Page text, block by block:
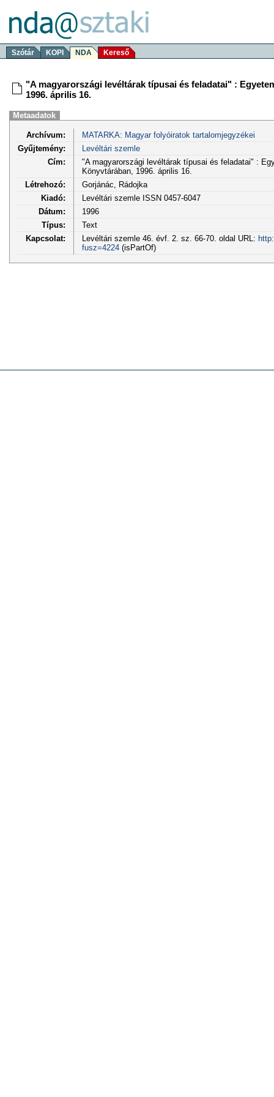
Szótár KOPI NDA Kereső
"A magyarországi levéltárak típusai és feladatai" :
1996. április 16.
Metaadatok
Archívum:
MATARKA: Magyar folyóiratok tartalomjegyzékei
Gyűjtemény:
Levéltári szemle
Cím:
"A magyarországi levéltárak típusai és feladatai" :
Könyvtárában, 1996. április 16.
Létrehozó:
Gorjánác, Rádojka
Kiadó:
Levéltári szemle ISSN 0457-6047
Dátum:
1996
Típus:
Text
Kapcsolat:
Levéltári szemle 46. évf. 2. sz. 66-70. oldal URL:
fusz=4224(isPartOf)